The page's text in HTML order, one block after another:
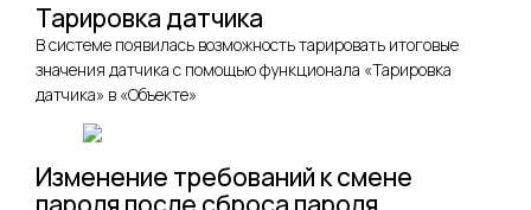
Тарировка датчика
В системе появилась возможность тарировать итоговые
значения датчика с помощью функционала «Тарировка
датчика» в «Объекте»
Изменение требований к смене